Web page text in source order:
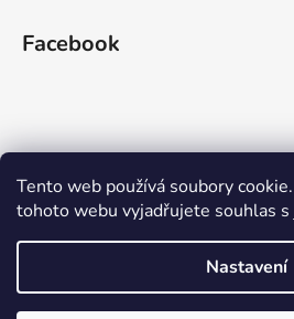
Tento web používá soubory
tohoto webu vyjadřujete souhlas s
Nastavení
Facebook
Způsob ověřování